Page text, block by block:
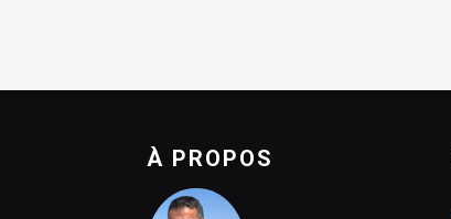
À PROPOS